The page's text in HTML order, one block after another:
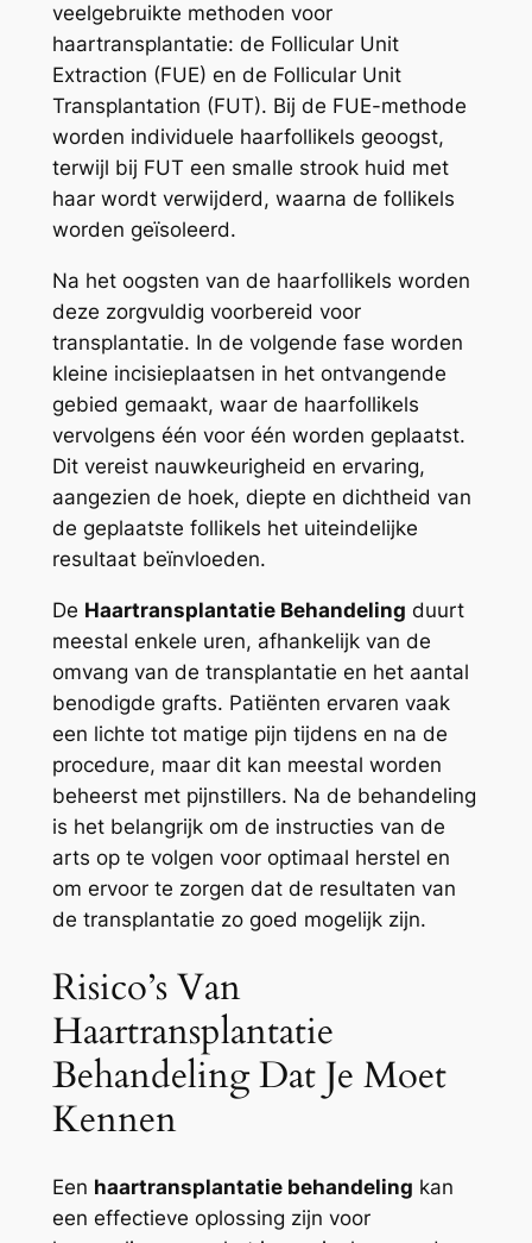
veelgebruikte methoden voor
haartransplantatie: de Follicular Unit
Extraction (FUE) en de Follicular Unit
Transplantation (FUT). Bij de FUE-methode
worden individuele haarfollikels geoogst,
terwijl bij FUT een smalle strook huid met
haar wordt verwijderd, waarna de follikels
worden geïsoleerd.
Na het oogsten van de haarfollikels worden
deze zorgvuldig voorbereid voor
transplantatie. In de volgende fase worden
kleine incisieplaatsen in het ontvangende
gebied gemaakt, waar de haarfollikels
vervolgens één voor één worden geplaatst.
Dit vereist nauwkeurigheid en ervaring,
aangezien de hoek, diepte en dichtheid van
de geplaatste follikels het uiteindelijke
resultaat beïnvloeden.
De Haartransplantatie Behandeling duurt
meestal enkele uren, afhankelijk van de
omvang van de transplantatie en het aantal
benodigde grafts. Patiënten ervaren vaak
een lichte tot matige pijn tijdens en na de
procedure, maar dit kan meestal worden
beheerst met pijnstillers. Na de behandeling
is het belangrijk om de instructies van de
arts op te volgen voor optimaal herstel en
om ervoor te zorgen dat de resultaten van
de transplantatie zo goed mogelijk zijn.
Risico’s Van
Haartransplantatie
Behandeling Dat Je Moet
Kennen
Een haartransplantatie behandeling kan
een effectieve oplossing zijn voor